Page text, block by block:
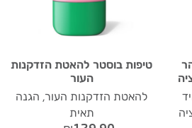
טיפות בוסטר להאטת הזדקנות
העור
להאטת הזדקנות העור, הגנה
תאית